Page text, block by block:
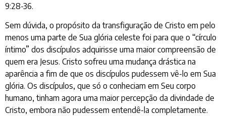
9:28-36.
Sem dúvida, o propósito da transfiguração de Cristo em pelo
menos uma parte de Sua glória celeste foi para que o “círculo
íntimo” dos discípulos adquirisse uma maior compreensão de
quem era Jesus. Cristo sofreu uma mudança drástica na
aparência a fim de que os discípulos pudessem vê-lo em Sua
glória. Os discípulos, que só o conheciam em Seu corpo
humano, tinham agora uma maior percepção da divindade de
Cristo, embora não pudessem entendê-la completamente.